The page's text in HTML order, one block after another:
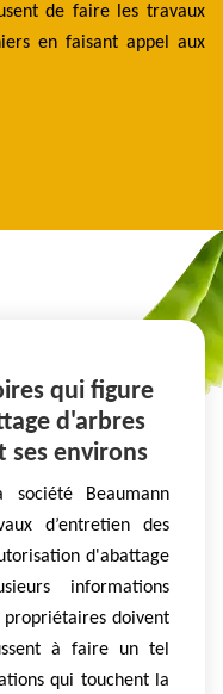
de faire les travaux
en faisant appel aux
qui figure
d'arbres
ses environs
Beaumann
d’entretien des
d'abattage
informations
doivent
à faire un tel
qui touchent la